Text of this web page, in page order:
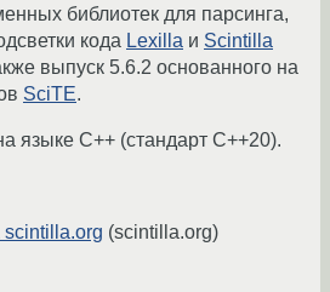
библиотек для парсинга,
кода Lexilla и Scintilla
выпуск 5.6.2 основанного на
SciTE.
языке C++ (стандарт C++20).
scintilla.org (scintilla.org)